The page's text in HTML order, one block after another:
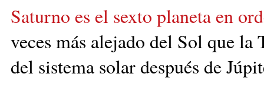
Saturno es el sexto planeta en
veces más alejado del Sol que la
del sistema solar después de